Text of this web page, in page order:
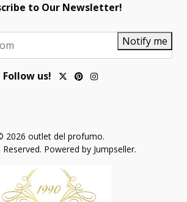
to Our Newsletter!
Notify me
Follow us!
2026 outlet del profumo.
Powered by Jumpseller.